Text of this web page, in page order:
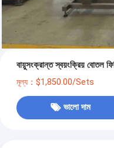
বায়ুসংক্রান্ত স্বয়ংক্রিয় বোতল
মূল্য：$1,850.00/Sets
ভালো দাম